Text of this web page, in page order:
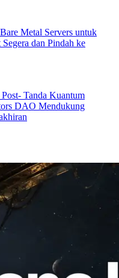
Metal Servers untuk
dan Pindah ke
Tanda Kuantum
DAO Mendukung